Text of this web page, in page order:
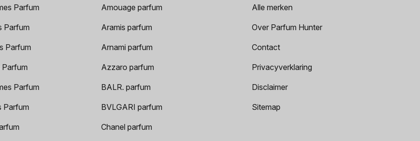
Parfum
Parfum
Parfum
Parfum
Parfum
Parfum
Amouage parfum
Aramis parfum
Arnami parfum
Azzaro parfum
BALR. parfum
BVLGARI parfum
Chanel parfum
Alle merken
Over Parfum Hunter
Contact
Privacyverklaring
Disclaimer
Sitemap